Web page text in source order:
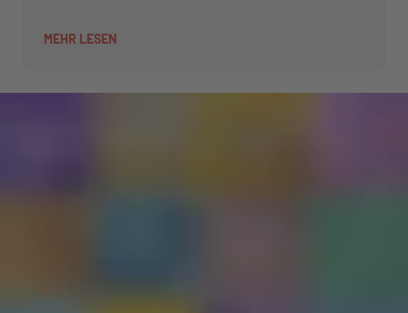
MEHR LESEN